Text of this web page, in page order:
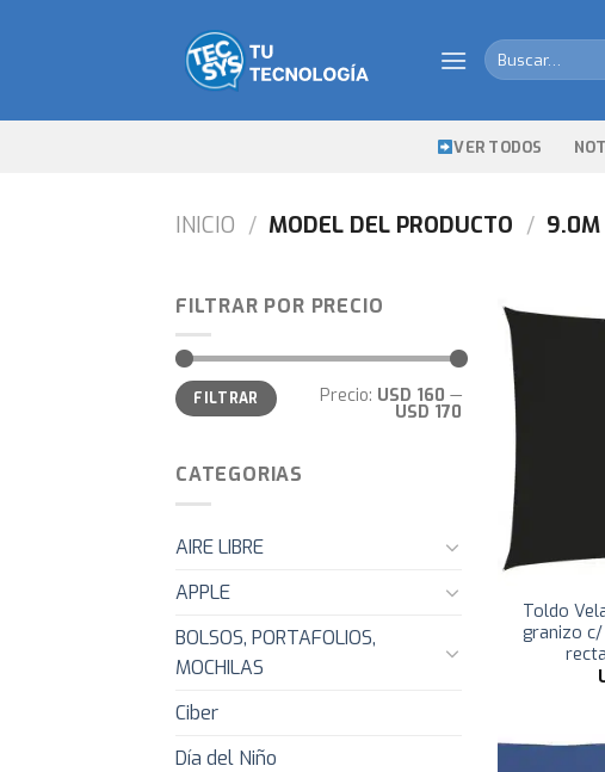
Buscar
por:
VER TODOS
INICIO / MODEL DEL PRODUCTO / 9.0M
FILTRAR POR PRECIO
Precio
mínimo
Precio
máximo
FILTRAR Precio: USD 160 —
USD 170
CATEGORIAS
AIRE LIBRE
APPLE
BOLSOS, PORTAFOLIOS,
MOCHILAS
Ciber
Día del Niño
Toldo
granizo